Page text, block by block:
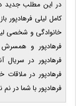
کامل لیلی فرهادپور
خانوادگی و شخصی
فرهادپور و همسرش
فرهادپور در سریال
فرهادپور در
فرهادپور با شما در